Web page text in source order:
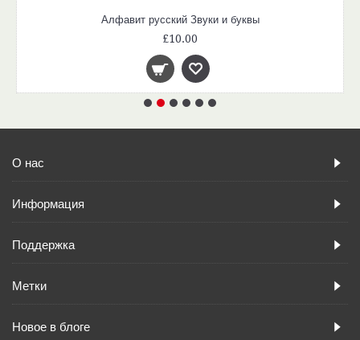
Алфавит русский Звуки и буквы
£10.00
О нас
Информация
Поддержка
Метки
Новое в блоге